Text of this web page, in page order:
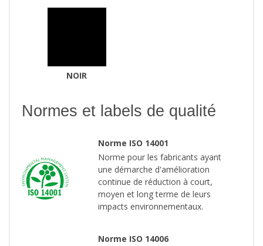
NOIR
Normes et labels de qualité
Norme ISO 14001
Norme pour les fabricants ayant
une démarche d'amélioration
continue de réduction à court,
moyen et long terme de leurs
impacts environnementaux.
Norme ISO 14006